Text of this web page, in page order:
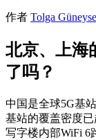
作者 Tolga
北京、上海
了吗？
中国是全球5G基
基站的覆盖密度
写字楼内部WiFi 6